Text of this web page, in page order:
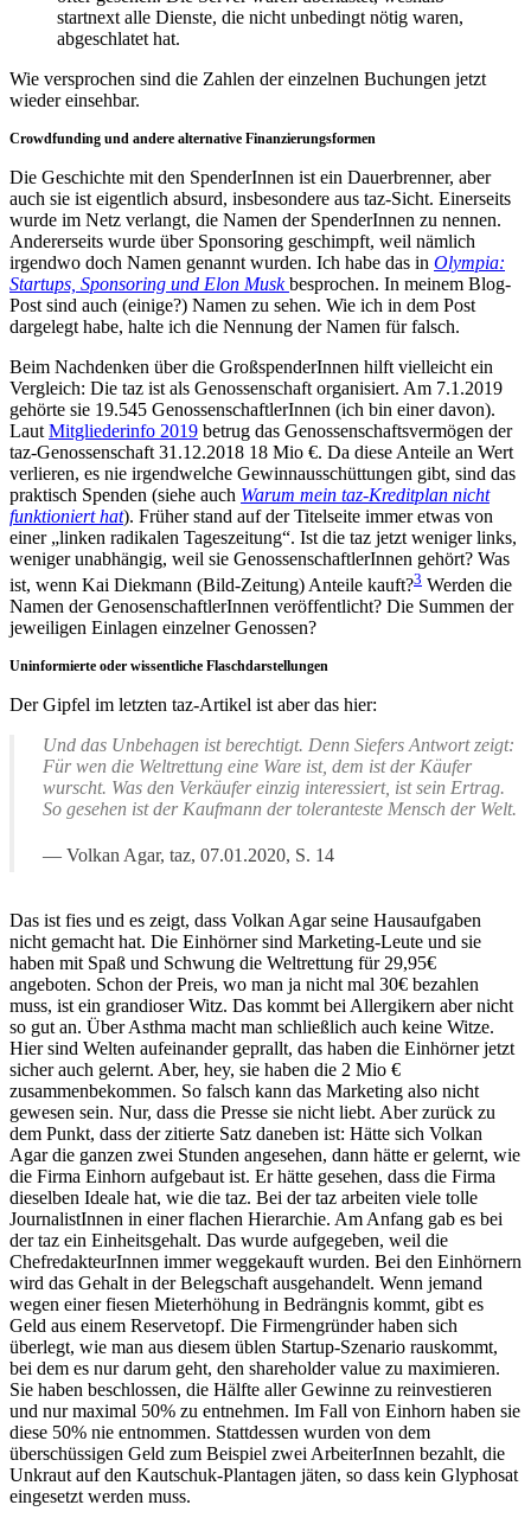
startnext alle Dienste, die nicht unbedingt nötig waren,
abgeschlatet hat.
Wie versprochen sind die Zahlen der einzelnen Buchungen jetzt
wieder einsehbar.
Crowdfunding und andere alternative Finanzierungsformen
Die Geschichte mit den SpenderInnen ist ein Dauerbrenner, aber
auch sie ist eigentlich absurd, insbesondere aus taz-Sicht. Einerseits
wurde im Netz verlangt, die Namen der SpenderInnen zu nennen.
Andererseits wurde über Sponsoring geschimpft, weil nämlich
irgendwo doch Namen genannt wurden. Ich habe das in Olympia:
Startups, Sponsoring und Elon Muskbesprochen. In meinem Blog-
Post sind auch (einige?) Namen zu sehen. Wie ich in dem Post
dargelegt habe, halte ich die Nennung der Namen für falsch.
Beim Nachdenken über die GroßspenderInnen hilft vielleicht ein
Vergleich: Die taz ist als Genossenschaft organisiert. Am 7.1.2019
gehörte sie 19.545 GenossenschaftlerInnen (ich bin einer davon).
Laut Mitgliederinfo 2019 betrug das Genossenschaftsvermögen der
taz-Genossenschaft 31.12.2018 18 Mio €. Da diese Anteile an Wert
verlieren, es nie irgendwelche Gewinnausschüttungen gibt, sind das
praktisch Spenden (siehe auch Warum mein taz-Kreditplan nicht
funktioniert hat). Früher stand auf der Titelseite immer etwas von
einer „linken radikalen Tageszeitung“. Ist die taz jetzt weniger links,
weniger unabhängig, weil sie GenossenschaftlerInnen gehört? Was
ist, wenn Kai Diekmann (Bild-Zeitung) Anteile kauft?3 Werden die
Namen der GenosenschaftlerInnen veröffentlicht? Die Summen der
jeweiligen Einlagen einzelner Genossen?
Uninformierte oder wissentliche Flaschdarstellungen
Der Gipfel im letzten taz-Artikel ist aber das hier:
Und das Unbehagen ist berechtigt. Denn Siefers Antwort zeigt:
Für wen die Weltrettung eine Ware ist, dem ist der Käufer
wurscht. Was den Verkäufer einzig interessiert, ist sein Ertrag.
So gesehen ist der Kaufmann der toleranteste Mensch der Welt.
Volkan Agar, taz, 07.01.2020, S. 14
Das ist fies und es zeigt, dass Volkan Agar seine Hausaufgaben
nicht gemacht hat. Die Einhörner sind Marketing-Leute und sie
haben mit Spaß und Schwung die Weltrettung für 29,95€
angeboten. Schon der Preis, wo man ja nicht mal 30€ bezahlen
muss, ist ein grandioser Witz. Das kommt bei Allergikern aber nicht
so gut an. Über Asthma macht man schließlich auch keine Witze.
Hier sind Welten aufeinander geprallt, das haben die Einhörner jetzt
sicher auch gelernt. Aber, hey, sie haben die 2 Mio €
zusammenbekommen. So falsch kann das Marketing also nicht
gewesen sein. Nur, dass die Presse sie nicht liebt. Aber zurück zu
dem Punkt, dass der zitierte Satz daneben ist: Hätte sich Volkan
Agar die ganzen zwei Stunden angesehen, dann hätte er gelernt, wie
die Firma Einhorn aufgebaut ist. Er hätte gesehen, dass die Firma
dieselben Ideale hat, wie die taz. Bei der taz arbeiten viele tolle
JournalistInnen in einer flachen Hierarchie. Am Anfang gab es bei
der taz ein Einheitsgehalt. Das wurde aufgegeben, weil die
ChefredakteurInnen immer weggekauft wurden. Bei den Einhörnern
wird das Gehalt in der Belegschaft ausgehandelt. Wenn jemand
wegen einer fiesen Mieterhöhung in Bedrängnis kommt, gibt es
Geld aus einem Reservetopf. Die Firmengründer haben sich
überlegt, wie man aus diesem üblen Startup-Szenario rauskommt,
bei dem es nur darum geht, den shareholder value zu maximieren.
Sie haben beschlossen, die Hälfte aller Gewinne zu reinvestieren
und nur maximal 50% zu entnehmen. Im Fall von Einhorn haben sie
diese 50% nie entnommen. Stattdessen wurden von dem
überschüssigen Geld zum Beispiel zwei ArbeiterInnen bezahlt, die
Unkraut auf den Kautschuk-Plantagen jäten, so dass kein Glyphosat
eingesetzt werden muss.